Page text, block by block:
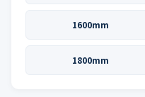
1600mm
1800mm